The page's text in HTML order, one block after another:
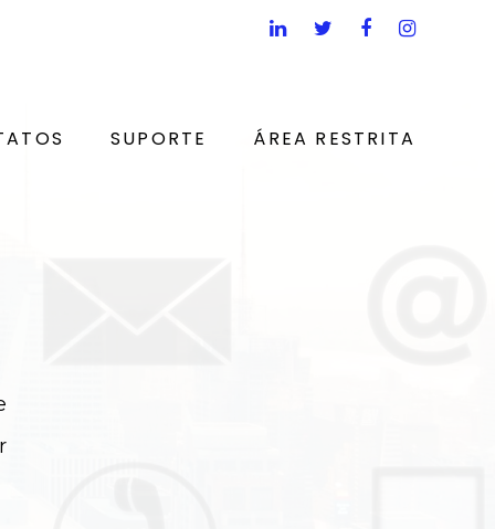
SUPORTE ÁREA RESTRITA